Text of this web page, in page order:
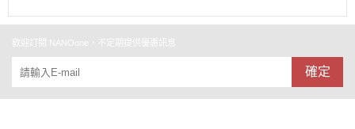
歡迎訂閱 NANOone，不定期提供優惠訊息
確定